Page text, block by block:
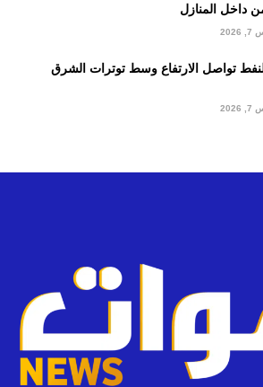
داخل المنازل
تواصل الارتفاع وسط توترات الشرق